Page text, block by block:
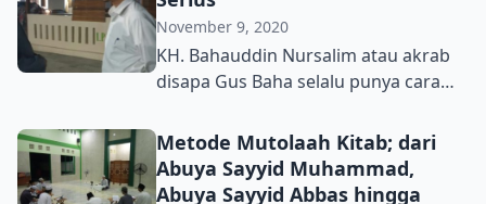
November 9, 2020
KH. Bahauddin Nursalim atau akrab
disapa Gus Baha selalu punya cara
Salah satunya saat beliau
memberikan nasihat pernikahan
disalah satu acara di Mojokerjo pada
Metode Mutolaah Kitab; dari
Abuya Sayyid Muhammad,
Abuya Sayyid Abbas hingga